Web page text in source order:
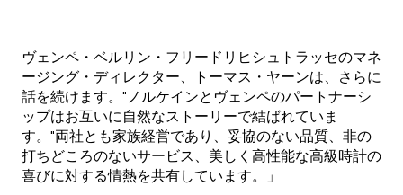
ヴェンペ・ベルリン・フリードリヒシュトラッセのマネ
ージング・ディレクター、トーマス・ヤーンは、さらに
話を続けます。"ノルケインとヴェンペのパートナーシ
ップはお互いに自然なストーリーで結ばれていま
す。"両社とも家族経営であり、妥協のない品質、非の
打ちどころのないサービス、美しく高性能な高級時計の
喜びに対する情熱を共有しています。」